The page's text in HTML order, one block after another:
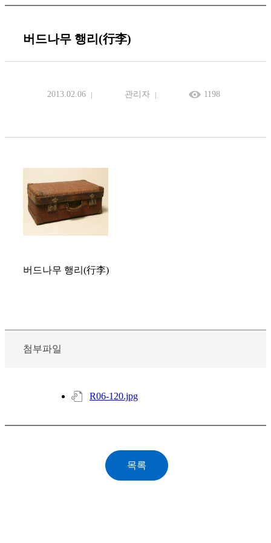
버드나무 행리(行李)
2013.02.06 관리자 1198
버드나무 행리(行李)
첨부파일
R06-120.jpg